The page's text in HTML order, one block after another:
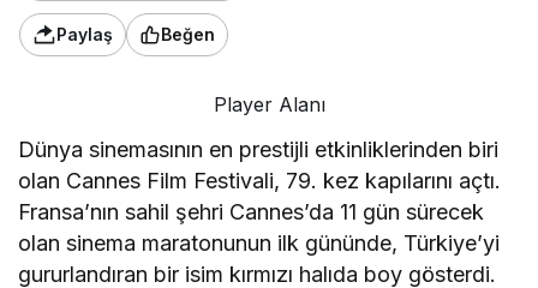
Paylaş Beğen
Player Alanı
Dünya sinemasının en prestijli etkinliklerinden biri
olan Cannes Film Festivali, 79. kez kapılarını açtı.
Fransa’nın sahil şehri Cannes’da 11 gün sürecek
olan sinema maratonunun ilk gününde, Türkiye’yi
gururlandıran bir isim kırmızı halıda boy gösterdi.